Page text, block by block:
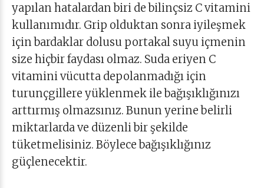
yapılan hatalardan biri de bilinçsiz C vitamini
kullanımıdır. Grip olduktan sonra iyileşmek
için bardaklar dolusu portakal suyu içmenin
size hiçbir faydası olmaz. Suda eriyen C
vitamini vücutta depolanmadığı için
turunçgillere yüklenmek ile bağışıklığınızı
arttırmış olmazsınız. Bunun yerine belirli
miktarlarda ve düzenli bir şekilde
tüketmelisiniz. Böylece bağışıklığınız
güçlenecektir.